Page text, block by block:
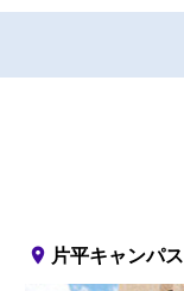
place 片平キャンパ